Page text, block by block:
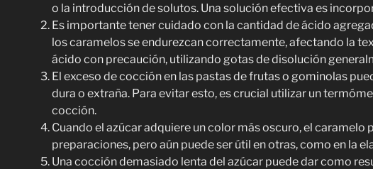
o la introducción de solutos. Una solución efectiva es
Es importante tener cuidado con la cantidad de ácido
los caramelos se endurezcan correctamente, afectando la
ácido con precaución, utilizando gotas de disolución
El exceso de cocción en las pastas de frutas o gominolas
dura o extraña. Para evitar esto, es crucial utilizar un
cocción.
Cuando el azúcar adquiere un color más oscuro, el caramelo
preparaciones, pero aún puede ser útil en otras, como en la
Una cocción demasiado lenta del azúcar puede dar como